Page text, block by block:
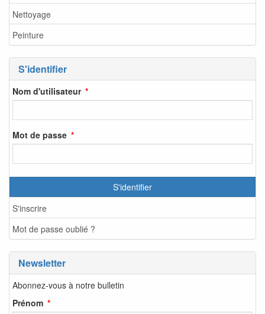
Nettoyage
Peinture
S'identifier
Nom d'utilisateur
Mot de passe
S'identifier
S'inscrire
Mot de passe oublié ?
Newsletter
Abonnez-vous à notre bulletin
Prénom